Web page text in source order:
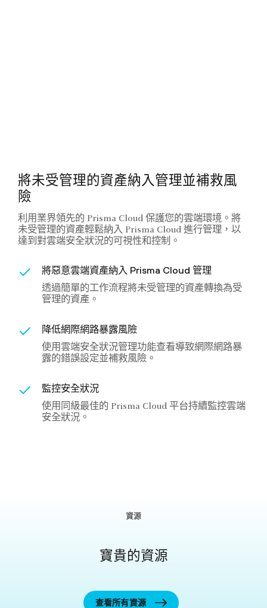
將未受管理的資產納入管理並補救風
險
利用業界領先的 Prisma Cloud 保護您的雲端環境。將
未受管理的資產輕鬆納入 Prisma Cloud 進行管理，以
達到對雲端安全狀況的可視性和控制。
將惡意雲端資產納入 Prisma Cloud 管理
透過簡單的工作流程將未受管理的資產轉換為受
管理的資產。
降低網際網路暴露風險
使用雲端安全狀況管理功能查看導致網際網路暴
露的錯誤設定並補救風險。
監控安全狀況
使用同級最佳的 Prisma Cloud 平台持續監控雲端
安全狀況。
資源
寶貴的資源
查看所有資源